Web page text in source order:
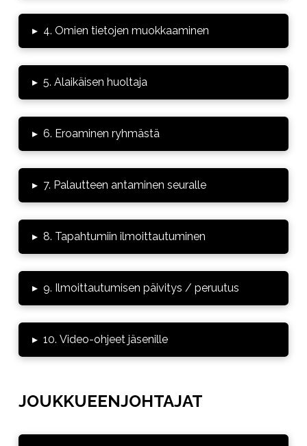
▸ 4. Omien tietojen muokkaaminen
▸ 5. Alaikäisen huoltaja
▸ 6. Eroaminen ryhmästä
▸ 7. Palautteen antaminen seuralle
▸ 8. Tapahtumiin ilmoittautuminen
▸ 9. Ilmoittautumisen päivitys / peruutus
▸ 10. Video-ohjeet jäsenille
JOUKKUEENJOHTAJAT